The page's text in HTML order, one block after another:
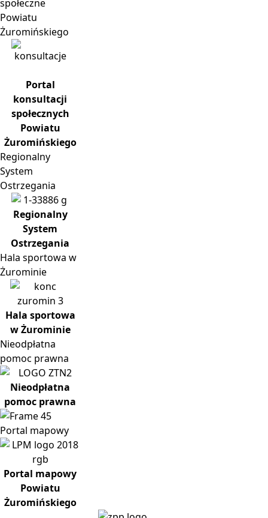
społeczne
Powiatu
Żuromińskiego
Portal
konsultacji
społecznych
Powiatu
Żuromińskiego
Regionalny
System
Ostrzegania
Regionalny
System
Ostrzegania
Hala sportowa w
Żurominie
Hala sportowa
w Żurominie
Nieodpłatna
pomoc prawna
Nieodpłatna
pomoc prawna
Portal mapowy
Portal mapowy
Powiatu
Żuromińskiego